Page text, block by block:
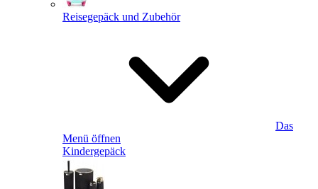
Reisegepäck und Zubehör
Das
Menü öffnen
Kindergepäck